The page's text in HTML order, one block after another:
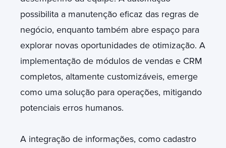
possibilita a manutenção eficaz das regras de
negócio, enquanto também abre espaço para
explorar novas oportunidades de otimização. A
implementação de módulos de vendas e CRM
completos, altamente customizáveis, emerge
como uma solução para operações, mitigando
potenciais erros humanos.
A integração de informações, como cadastro